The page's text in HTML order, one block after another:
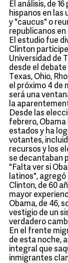
El análisis, de
hispanos en las
y "caucus" o
republicanos en
El estudio fue
Clinton
Universidad de
desde el debate
Texas, Ohio,
el próximo 4 de
será una
la
Desde las
febrero,
estados y ha
votantes,
recursos y los
se decantaban
"Falta ver si
latinos",
Clinton, de 60
mayor
Obama, de 46,
vestigio de un
verdadero
En el frente
de esta noche,
integral que
inmigrantes